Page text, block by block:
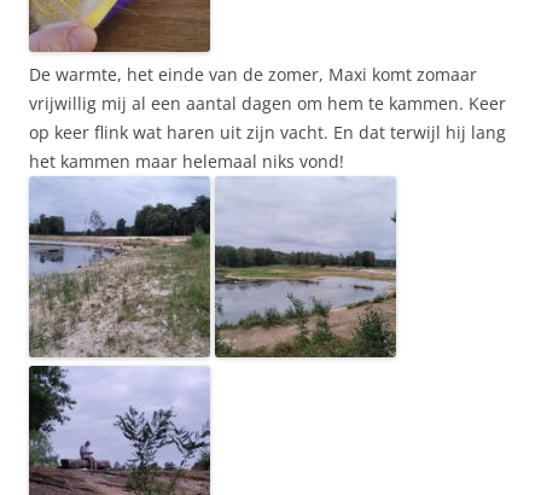
De warmte, het einde van de zomer, Maxi komt zomaar
vrijwillig mij al een aantal dagen om hem te kammen. Keer
op keer flink wat haren uit zijn vacht. En dat terwijl hij lang
het kammen maar helemaal niks vond!